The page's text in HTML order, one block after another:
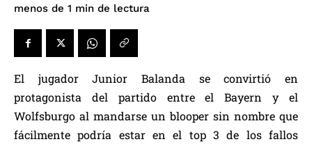
menos de 1 min de lectura
El jugador Junior Balanda se convirtió en
protagonista del partido entre el Bayern y el
Wolfsburgo al mandarse un blooper sin nombre que
fácilmente podría estar en el top 3 de los fallos